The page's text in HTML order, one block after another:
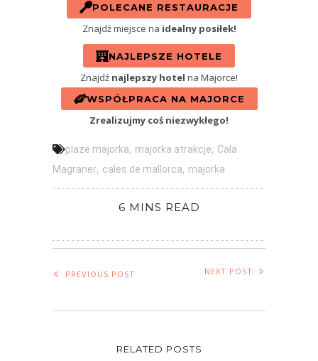
POLECANE RESTAURACJE
Znajdź miejsce na idealny posiłek!
NAJLEPSZE HOTELE
Znajdź najlepszy hotel na Majorce!
WSPÓŁPRACA NA MAJORCE
Zrealizujmy coś niezwykłego!
plaże majorka, majorka atrakcje, Cala
Magraner, cales de mallorca, majorka
6 MINS READ
PREVIOUS POST NEXT POST
RELATED POSTS